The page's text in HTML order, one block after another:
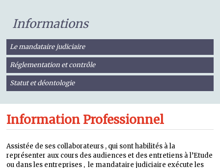
Informations
Le mandataire judiciaire
Réglementation et contrôle
Statut et déontologie
Information Professionnel
Assistée de ses collaborateurs , qui sont habilités à la
représenter aux cours des audiences et des entretiens à l’Etude
ou dans les entreprises , le mandataire judiciaire exécute les